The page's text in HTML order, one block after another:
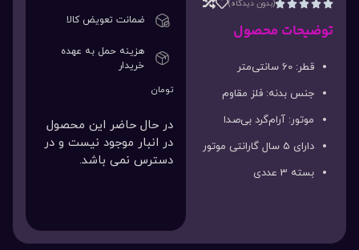




(بدون دیدگاه)
توضیحات محصول
قطر: 60 سانتی‌متر
جنس بدنه: فلز مقاوم
موتور: آرام‌گرد بی‌صدا
دارای 5 سال گارانتی موتور
بسته 3 عددی
ضمانت تعویض کالا
هزینه حمل به عهده
خریدار
تومان
در حال حاضر این محصول
در انبار موجود نیست و در
دسترس نمی باشد.